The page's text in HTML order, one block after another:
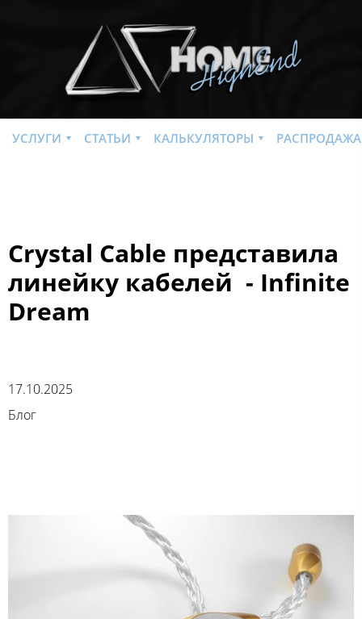
УСЛУГИ СТАТЬИ КАЛЬКУЛЯТОРЫ РАСПРОДАЖА
Crystal Cable представила
линейку кабелей - Infinite
Dream
17.10.2025
Блог